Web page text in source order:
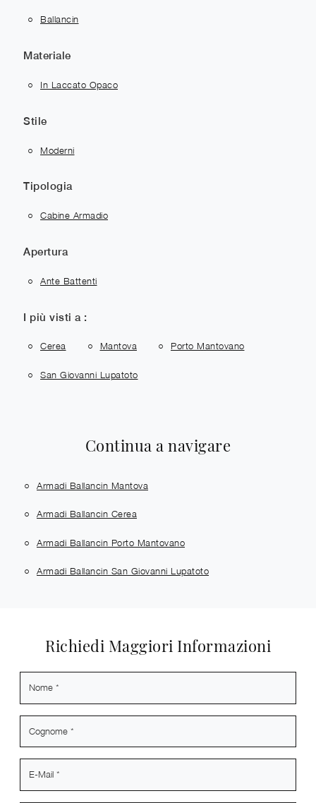
Ballancin
Materiale
In Laccato Opaco
Stile
Moderni
Tipologia
Cabine Armadio
Apertura
Ante Battenti
I più visti a :
Cerea Mantova Porto Mantovano
San Giovanni Lupatoto
Continua a navigare
Armadi Ballancin Mantova
Armadi Ballancin Cerea
Armadi Ballancin Porto Mantovano
Armadi Ballancin San Giovanni Lupatoto
Richiedi Maggiori Informazioni